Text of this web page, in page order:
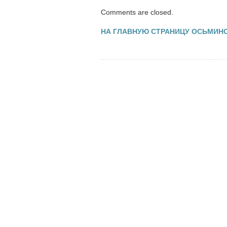
Comments are closed.
НА ГЛАВНУЮ СТРАНИЦУ